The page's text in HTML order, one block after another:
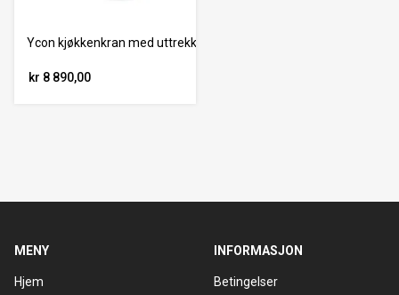
Ycon kjøkkenkran med uttrekk, krom
kr 8 890,00
MENY
Hjem
INFORMASJON
Betingelser